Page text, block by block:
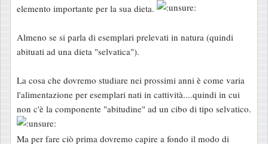
elemento importante per la sua dieta.
Almeno se si parla di esemplari prelevati in natura (quindi
abituati ad una dieta "selvatica").
La cosa che dovremo studiare nei prossimi anni è come varia
l'alimentazione per esemplari nati in cattività....quindi in cui
non c'è la componente "abitudine" ad un cibo di tipo selvatico.
Ma per fare ciò prima dovremo capire a fondo il modo di